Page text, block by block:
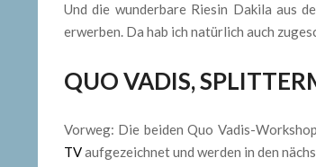
Und die wunderbare Riesin Dakila aus
erwerben. Da hab ich natürlich auch
QUO VADIS,
Vorweg: Die beiden Quo Vadis-
TVaufgezeichnet und werden in den